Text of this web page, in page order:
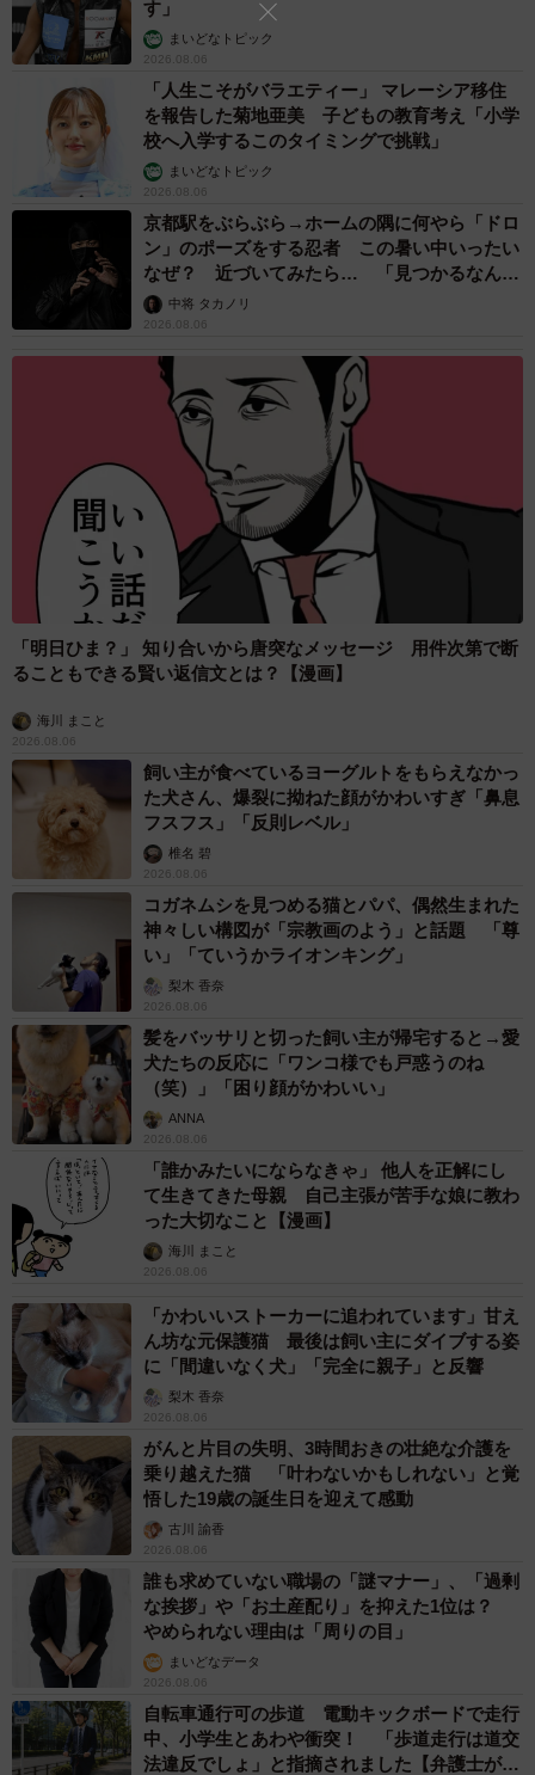
す」
まいどなトピック
2026.08.06
「人生こそがバラエティー」 マレーシア移住
を報告した菊地亜美 子どもの教育考え「小学
校へ入学するこのタイミングで挑戦」
まいどなトピック
2026.08.06
京都駅をぶらぶら→ホームの隅に何やら「ドロ
ン」のポーズをする忍者 この暑い中いったい
なぜ？ 近づいてみたら… 「見つかるなんて
未熟」中将 タカノリ
2026.08.06
「明日ひま？」 知り合いから唐突なメッセージ 用件次第で断
ることもできる賢い返信文とは？【漫画】
海川 まこと
2026.08.06
飼い主が食べているヨーグルトをもらえなかっ
た犬さん、爆裂に拗ねた顔がかわいすぎ「鼻息
フスフス」「反則レベル」
椎名 碧
2026.08.06
コガネムシを見つめる猫とパパ、偶然生まれた
神々しい構図が「宗教画のよう」と話題 「尊
い」「ていうかライオンキング」
梨木 香奈
2026.08.06
髪をバッサリと切った飼い主が帰宅すると→愛
犬たちの反応に「ワンコ様でも戸惑うのね
（笑）」「困り顔がかわいい」
ANNA
2026.08.06
「誰かみたいにならなきゃ」 他人を正解にし
て生きてきた母親 自己主張が苦手な娘に教わ
った大切なこと【漫画】
海川 まこと
2026.08.06
「かわいいストーカーに追われています」甘え
ん坊な元保護猫 最後は飼い主にダイブする姿
に「間違いなく犬」「完全に親子」と反響
梨木 香奈
2026.08.06
がんと片目の失明、3時間おきの壮絶な介護を
乗り越えた猫 「叶わないかもしれない」と覚
悟した19歳の誕生日を迎えて感動
古川 諭香
2026.08.06
誰も求めていない職場の「謎マナー」、「過剰
な挨拶」や「お土産配り」を抑えた1位は？
やめられない理由は「周りの目」
まいどなデータ
2026.08.06
自転車通行可の歩道 電動キックボードで走行
中、小学生とあわや衝突！ 「歩道走行は道交
法違反でしょ」と指摘されました【弁護士が解